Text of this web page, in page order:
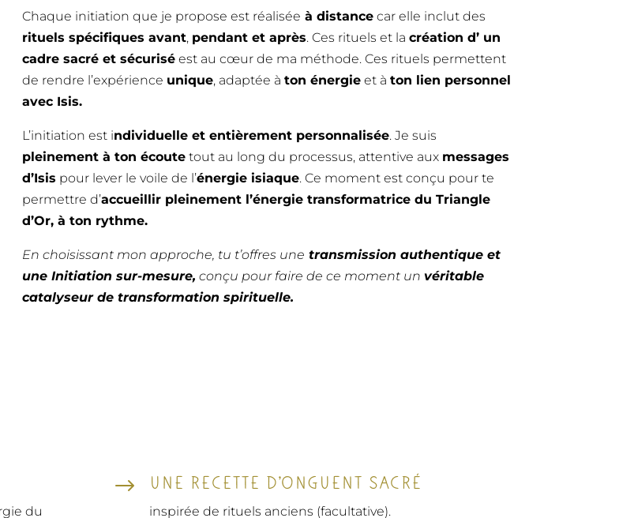
Chaque initiation que je propose est réalisée à distance car elle inclut des
rituels spécifiques avant, pendant et après. Ces rituels et lacréation d’ un
cadre sacré et sécurisé est au cœur de ma méthode. Ces rituels permettent
de rendre l’expérience unique, adaptée àton énergie et àton lien personnel
avec Isis.
L’initiation est individuelle et entièrement personnalisée. Je suis
pleinement à ton écoute tout au long du processus, attentive aux messages
d’Isis pour lever le voile de l’énergie isiaque. Ce moment est conçu pour te
permettre d’accueillir pleinement l’énergie transformatrice du Triangle
d’Or, à ton rythme.
En choisissant mon approche, tu t’offres une transmission authentique et
une Initiation sur-mesure, conçu pour faire de ce moment unvéritable
catalyseur de transformation spirituelle.
du
$ UNE RECETTE D’ONGUENT SACRÉ
inspirée de rituels anciens (facultative).